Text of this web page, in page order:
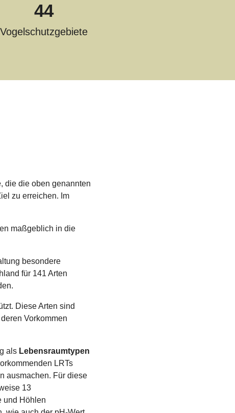
44
Vogelschutzgebiete
die die oben genannten
zu erreichen. Im
maßgeblich in die
besondere
für 141 Arten
Diese Arten sind
Vorkommen
als Lebensraumtypen
LRTs
ausmachen. Für diese
13
und Höhlen